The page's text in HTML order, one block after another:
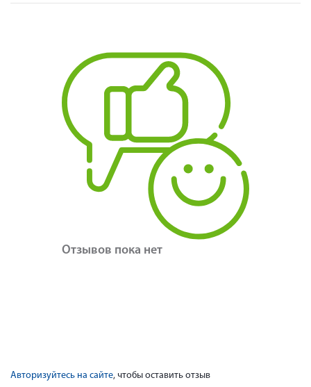
Отзывов пока нет
Авторизуйтесь на сайте, чтобы оставить отзыв